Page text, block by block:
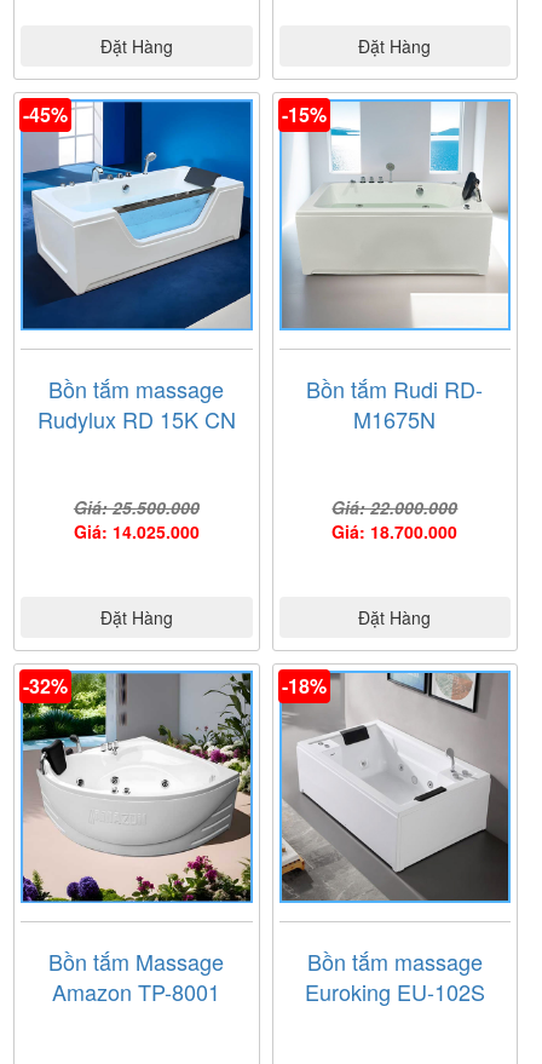
Đặt Hàng Đặt Hàng
-45%
Bồn tắm massage
Rudylux RD 15K CN
Giá: 25.500.000
Giá: 14.025.000
Đặt Hàng
-15%
Bồn tắm Rudi RD-
M1675N
Giá: 22.000.000
Giá: 18.700.000
Đặt Hàng
-32%
Bồn tắm Massage
Amazon TP-8001
-18%
Bồn tắm massage
Euroking EU-102S